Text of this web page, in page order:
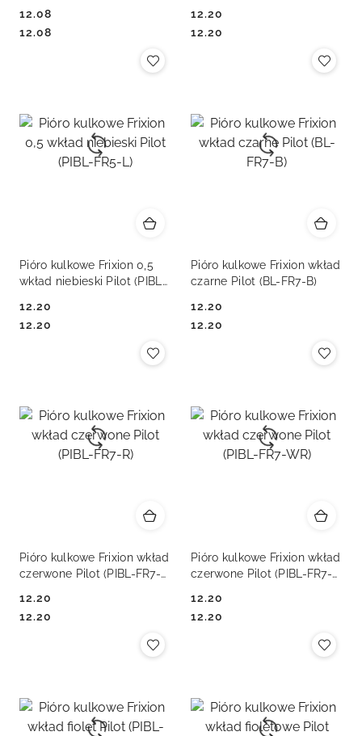
Cena:
12.08
Cena:
12.08 Cena:
12.20
Cena:
12.20
Pióro kulkowe Frixion 0,5
wkład niebieski Pilot (PIBL-
Cena:
12.20
Cena:
12.20
Pióro kulkowe Frixion wkład
czarne Pilot (BL-FR7-B)
Cena:
12.20
Cena:
12.20
Pióro kulkowe Frixion wkład
czerwone Pilot (PIBL-FR7-
Cena:
12.20
Cena:
12.20
Pióro kulkowe Frixion wkład
czerwone Pilot (PIBL-FR7-
Cena:
12.20
Cena:
12.20